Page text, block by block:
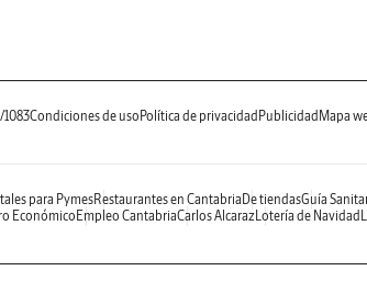
Condiciones de uso Política de privacidad Publicidad Mapa
para PymesRestaurantes en Cantabria De tiendasGuía
Económico Empleo CantabriaCarlos AlcarazLotería de Navidad